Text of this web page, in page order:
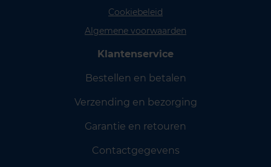
Cookiebeleid
Algemene voorwaarden
Klantenservice
Bestellen en betalen
Verzending en bezorging
Garantie en retouren
Contactgegevens